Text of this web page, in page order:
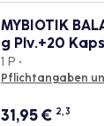
MYBIOTIK
g Plv.+20
1 P •
Pflichtangaben
31,95€ 2, 3